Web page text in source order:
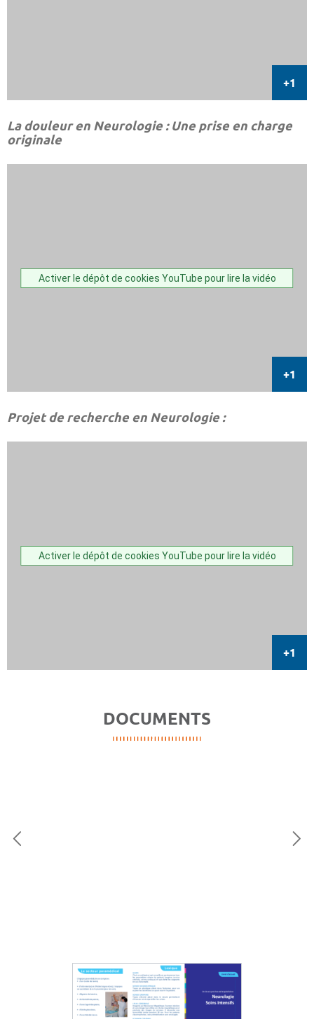
La douleur en Neurologie : Une prise en charge
originale
Activer le dépôt de cookies YouTube pour lire la vidéo
Projet de recherche en Neurologie :
Activer le dépôt de cookies YouTube pour lire la vidéo
DOCUMENTS